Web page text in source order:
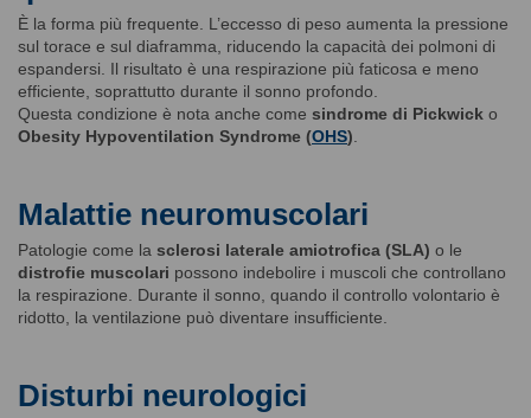
È la forma più frequente. L’eccesso di peso aumenta la pressione
sul torace e sul diaframma, riducendo la capacità dei polmoni di
espandersi. Il risultato è una respirazione più faticosa e meno
efficiente, soprattutto durante il sonno profondo.
Questa condizione è nota anche come sindrome di Pickwick o
Obesity Hypoventilation Syndrome (OHS)
Malattie neuromuscolari
Patologie come la sclerosi laterale amiotrofica (SLA) o le
distrofie muscolari possono indebolire i muscoli che controllano
la respirazione. Durante il sonno, quando il controllo volontario è
ridotto, la ventilazione può diventare insufficiente.
Disturbi neurologici